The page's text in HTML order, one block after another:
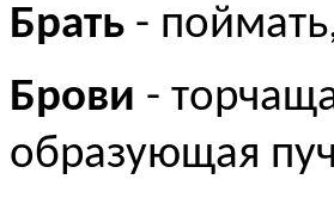
Брать -
Брови -
образующая